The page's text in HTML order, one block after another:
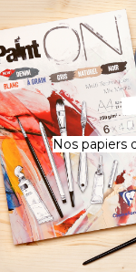
Nos papiers